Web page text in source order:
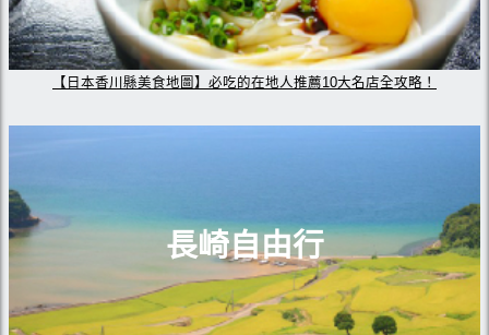
【日本香川縣美食地圖】必吃的在地人推薦10大名店全攻略！
長崎自由行